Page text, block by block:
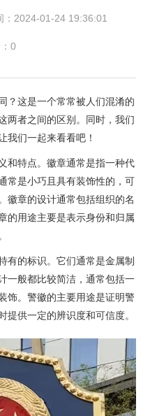
：2024-01-24 19:36:01
0
？这是一个常常被人们混淆的
两者之间的区别。同时，我们
我们一起来看看吧！
和特点。徽章通常是指一种代
常是小巧且具有装饰性的，可
徽章的设计通常包括组织的名
的用途主要是表示身份和归属
有的标识。它们通常是金属制
一般都比较简洁，通常包括一
饰。警徽的主要用途是证明警
供一定的辨识度和可信度。